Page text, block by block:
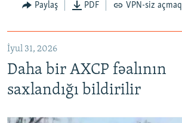
Paylaş PDF VPN-siz açmaq
İyul 31, 2026
Daha bir AXCP fəalının
saxlandığı bildirilir